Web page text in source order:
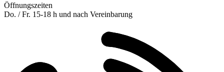
Öffnungszeiten
Do. / Fr. 15-18 h und nach Vereinbarung